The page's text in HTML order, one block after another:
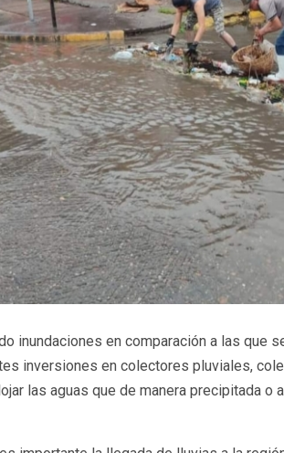
inundaciones en comparación a las que
inversiones en colectores pluviales,
las aguas que de manera precipitada o